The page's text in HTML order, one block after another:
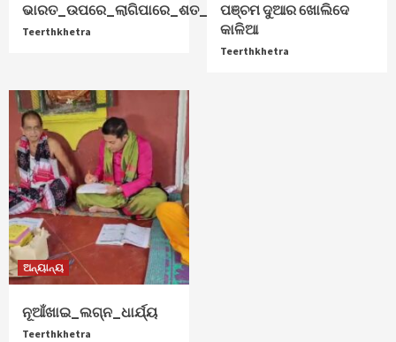
ଭାରତ_ଉପରେ_ଲାଗିପାରେ_ଶତ_ପ୍ରତିଶତ_ଟାରିଫ୍
Teerthkhetra
ପଞ୍ଚମ ଦୁଆର ଖୋଲିଦେ
କାଳିଆ
Teerthkhetra
ଅନ୍ୟାନ୍ୟ
ନୂଆଁଖାଇ_ଲଗ୍ନ_ଧାର୍ଯ୍ୟ
Teerthkhetra